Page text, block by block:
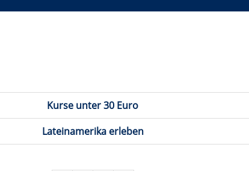
Kurse unter 30 Euro
Lateinamerika erleben